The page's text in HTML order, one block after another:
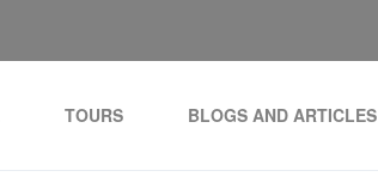
TOURS BLOGS AND ARTICLES